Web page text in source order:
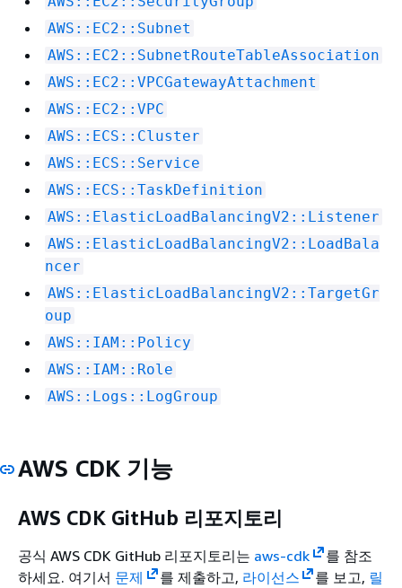
AWS::EC2::Subnet
AWS::EC2::SubnetRouteTableAssociation
AWS::EC2::VPCGatewayAttachment
AWS::EC2::VPC
AWS::ECS::Cluster
AWS::ECS::Service
AWS::ECS::TaskDefinition
AWS::ElasticLoadBalancingV2::Listener
AWS::ElasticLoadBalancingV2::LoadBala
ncer
AWS::ElasticLoadBalancingV2::TargetGr
oup
AWS::IAM::Policy
AWS::IAM::Role
AWS::Logs::LogGroup
AWS CDK 기능
AWS CDK GitHub 리포지토리
공식 AWS CDK GitHub 리포지토리는 aws-cdk
를 참조
하세요. 여기서 문제 를 제출하고, 라이선스 를 보고, 릴